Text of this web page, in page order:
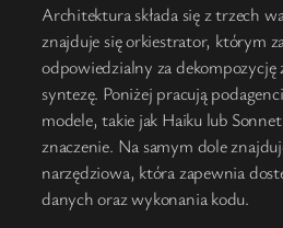
Architektura składa się z trzech
znajduje się orkiestrator, którym
odpowiedzialny za dekompozycję
syntezę. Poniżej pracują
modele, takie jak Haiku lub
znaczenie. Na samym dole
narzędziowa, która zapewnia
danych oraz wykonania kodu.